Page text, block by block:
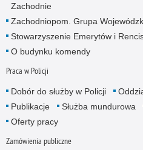
Zachodnie
Zachodniopom. Grupa
Stowarzyszenie Emerytów i
O budynku komendy
Praca w Policji
Dobór do służby w Policji
Publikacje
Służba mundurowa
Oferty pracy
Zamówienia publiczne